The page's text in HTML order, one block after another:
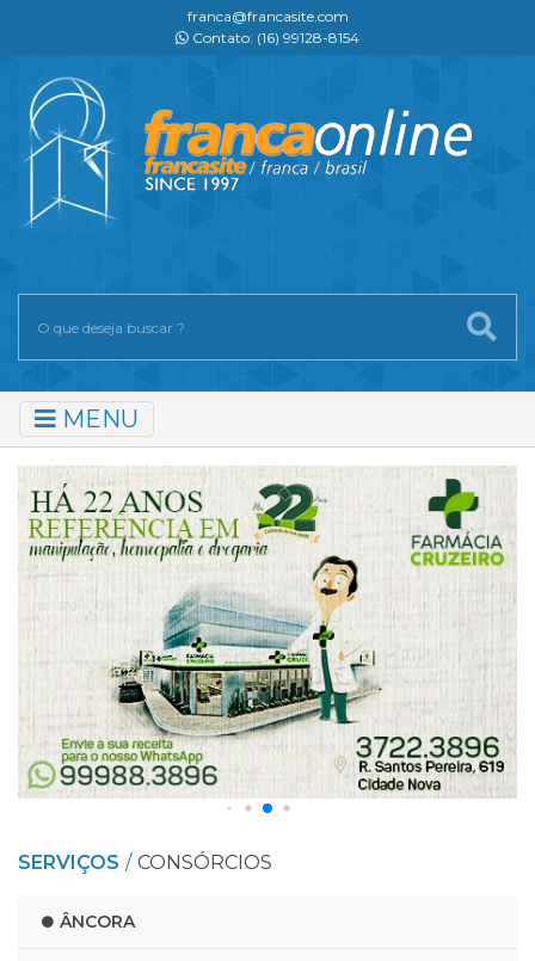
franca@francasite.com
Contato: (16) 99128-8154
MENU
SERVIÇOS CONSÓRCIOS
ÂNCORA